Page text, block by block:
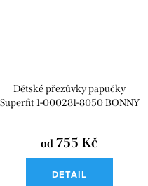
Dětské přezůvky papučky
Superfit 1-000281-8050 BONNY
od 755 Kč
DETAIL